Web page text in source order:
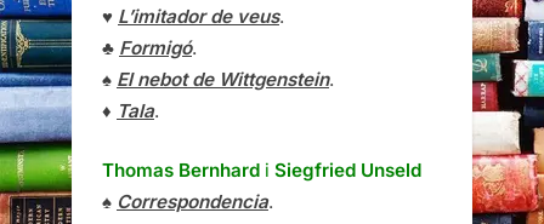
♥ L’imitador de veus.
♣ Formigó.
♠ El nebot de Wittgenstein.
♦ Tala.
Thomas Bernhard i Siegfried Unseld
♠ Correspondencia.